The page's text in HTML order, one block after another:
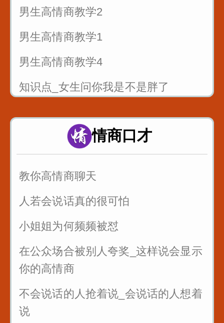
男生高情商教学2
男生高情商教学1
男生高情商教学4
知识点_女生问你我是不是胖了
这样说提高成功率
情侣之间说这句话永远不分手
情商口才
教你高情商聊天
人若会说话真的很可怕
小姐姐为何频频被怼
在公众场合被别人夸奖_这样说会显示
你的高情商
不会说话的人抢着说_会说话的人想着
说